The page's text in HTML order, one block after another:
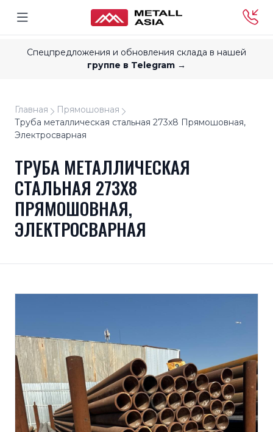
Спецпредложения и обновления склада в нашей
группе в Telegram →
Главная
Прямошовная
Труба металлическая стальная 273x8 Прямошовная,
Электросварная
ТРУБА МЕТАЛЛИЧЕСКАЯ
СТАЛЬНАЯ 273X8
ПРЯМОШОВНАЯ,
ЭЛЕКТРОСВАРНАЯ